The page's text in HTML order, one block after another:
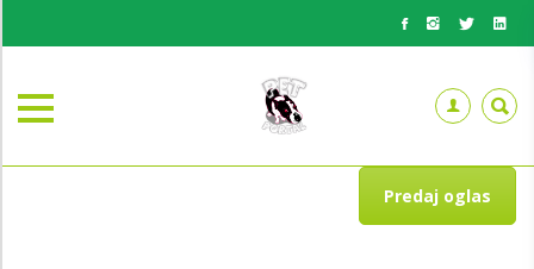
Predaj oglas